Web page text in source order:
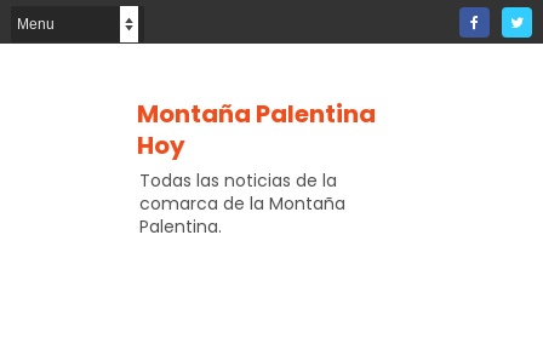
Montaña Palentina
Hoy
Todas las noticias de la
comarca de la Montaña
Palentina.